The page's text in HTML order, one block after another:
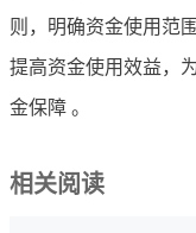
则，明确资金使用范
提高资金使用效益，
金保障 。
相关阅读